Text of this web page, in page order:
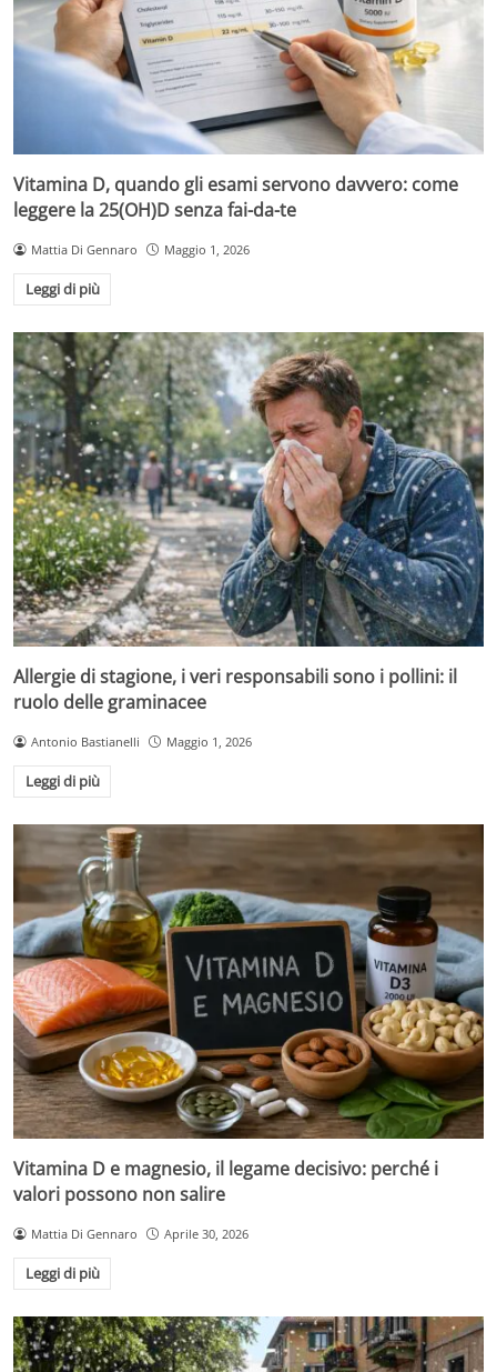
Vitamina D, quando gli esami servono davvero: come
leggere la 25(OH)D senza fai-da-te
Mattia Di Gennaro Maggio 1, 2026
Leggi di più
Allergie di stagione, i veri responsabili sono i pollini: il
ruolo delle graminacee
Antonio Bastianelli Maggio 1, 2026
Leggi di più
Vitamina D e magnesio, il legame decisivo: perché i
valori possono non salire
Mattia Di Gennaro Aprile 30, 2026
Leggi di più